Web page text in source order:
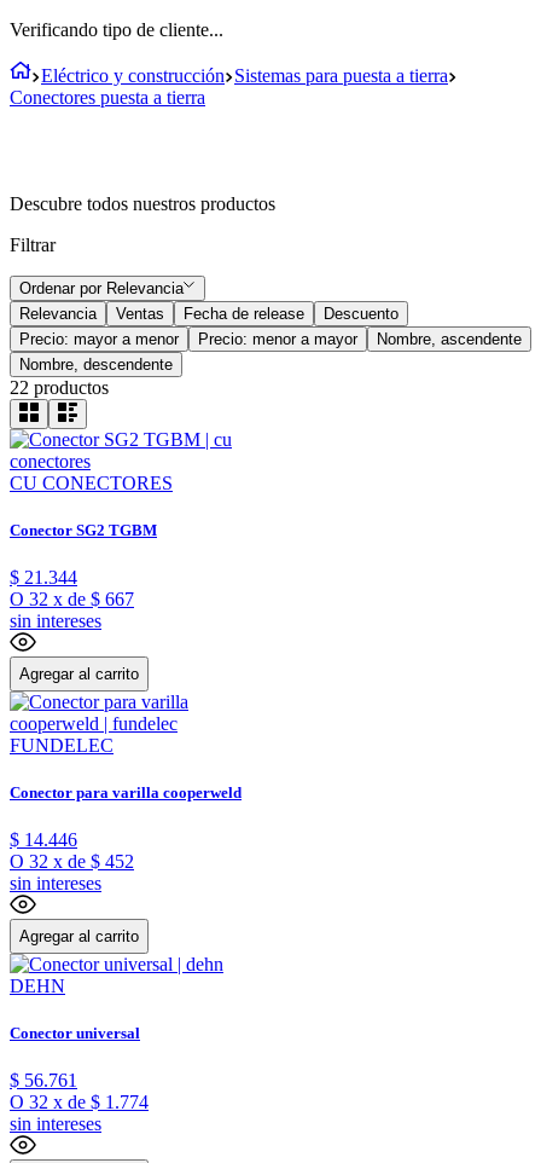
Verificando tipo de cliente...
Eléctrico y construcción Sistemas para puesta a tierra
Conectores puesta a tierra
Descubre todos nuestros productos
Filtrar
Ordenar por Relevancia
Relevancia
Ventas Fecha de release
Descuento
Precio: mayor a menor
Precio: menor a mayor
Nombre, ascendente
Nombre, descendente
22 productos
CU CONECTORES
Conector SG2 TGBM
$ 21 .344
O 32 x de $ 667
sin intereses
Agregar al carrito
FUNDELEC
Conector para varilla cooperweld
$ 14.446
O 32 x de $ 452
sin intereses
Agregar al carrito
DEHN
Conector universal
$ 56.761
O 32 x de $ 1.774
sin intereses